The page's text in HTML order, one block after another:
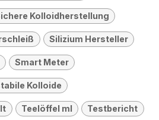
Kolloidherstellung
Silizium Hersteller
Smart Meter
Kolloide
Teelöffel ml Testbericht